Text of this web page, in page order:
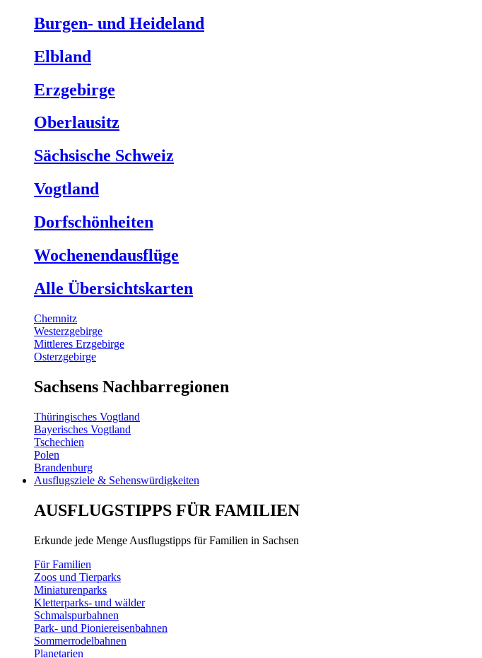
Burgen- und Heideland
Elbland
Erzgebirge
Oberlausitz
Sächsische Schweiz
Vogtland
Dorfschönheiten
Wochenendausflüge
Alle Übersichtskarten
Chemnitz
Westerzgebirge
Mittleres Erzgebirge
Osterzgebirge
Sachsens Nachbarregionen
Thüringisches Vogtland
Bayerisches Vogtland
Tschechien
Polen
Brandenburg
Ausflugsziele & Sehenswürdigkeiten
AUSFLUGSTIPPS FÜR FAMILIEN
Erkunde jede Menge Ausflugstipps für Familien in Sachsen
Für Familien
Zoos und Tierparks
Miniaturenparks
Kletterparks- und wälder
Schmalspurbahnen
Park- und Pioniereisenbahnen
Sommerrodelbahnen
Planetarien